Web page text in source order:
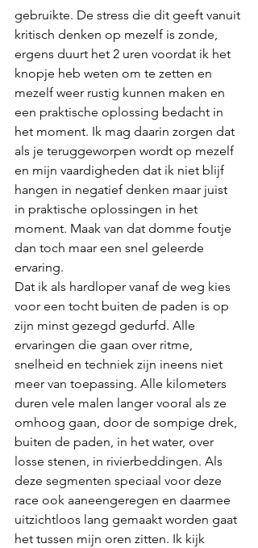
gebruikte. De stress die dit geeft vanuit
kritisch denken op mezelf is zonde,
ergens duurt het 2 uren voordat ik het
knopje heb weten om te zetten en
mezelf weer rustig kunnen maken en
een praktische oplossing bedacht in
het moment. Ik mag daarin zorgen dat
als je teruggeworpen wordt op mezelf
en mijn vaardigheden dat ik niet blijf
hangen in negatief denken maar juist
in praktische oplossingen in het
moment. Maak van dat domme foutje
dan toch maar een snel geleerde
ervaring.
Dat ik als hardloper vanaf de weg kies
voor een tocht buiten de paden is op
zijn minst gezegd gedurfd. Alle
ervaringen die gaan over ritme,
snelheid en techniek zijn ineens niet
meer van toepassing. Alle kilometers
duren vele malen langer vooral als ze
omhoog gaan, door de sompige drek,
buiten de paden, in het water, over
losse stenen, in rivierbeddingen. Als
deze segmenten speciaal voor deze
race ook aaneengeregen en daarmee
uitzichtloos lang gemaakt worden gaat
het tussen mijn oren zitten. Ik kijk